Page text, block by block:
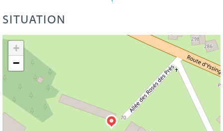
SITUATION
+
−